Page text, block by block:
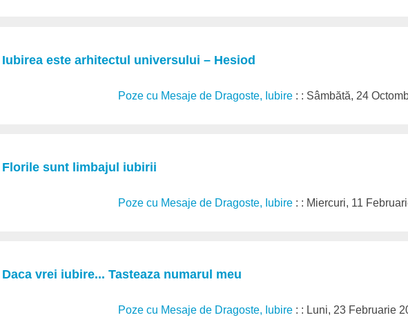
Iubirea este arhitectul universului – Hesiod
Poze cu Mesaje de Dragoste, Iubire : : Sâmbătă, 24
Florile sunt limbajul iubirii
Poze cu Mesaje de Dragoste, Iubire : : Miercuri, 11
Daca vrei iubire... Tasteaza numarul meu
Poze cu Mesaje de Dragoste, Iubire : : Luni, 23 Februarie